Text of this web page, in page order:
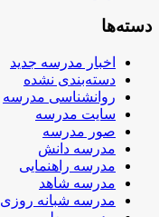
دسته‌ها
اخبار مدرسه جدید
دسته‌بندی نشده
روانشناسی مدرسه
سایت مدرسه
صور مدرسه
مدرسه دانش
مدرسه راهنمایی
مدرسه شاهد
مدرسه شبانه روزی